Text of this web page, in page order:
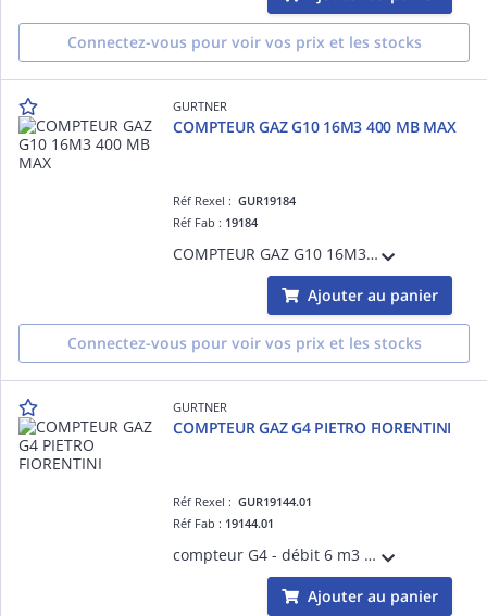
Connectez-vous pour voir vos prix et les stocks
GURTNER
COMPTEUR GAZ G10 16M3 400 MB MAX
Réf Rexel :GUR19184
Réf Fab : 19184
COMPTEUR GAZ G10 16M3 400 MB MAX
Ajouter au panier
Connectez-vous pour voir vos prix et les stocks
GURTNER
COMPTEUR GAZ G4 PIETRO FIORENTINI
Réf Rexel :GUR19144.01
Réf Fab : 19144.01
compteur G4 - débit 6 m3 maxi - pression maxi 500 mbar
Ajouter au panier